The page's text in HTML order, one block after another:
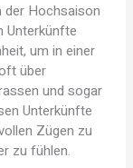
der Hochsaison
Unterkünfte
um in einer
über
und sogar
Unterkünfte
Zügen zu
zu fühlen.